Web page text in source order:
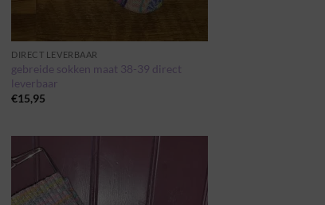
DIRECT LEVERBAAR
gebreide sokken maat 38-39 direct
leverbaar
€15,95